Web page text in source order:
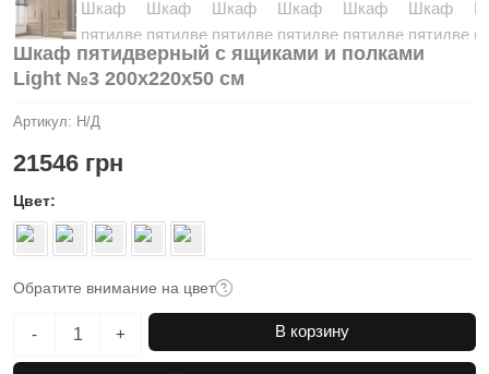
Шкаф пятидверный с ящиками и полками
Light №3 200х220х50 см
Артикул: Н/Д
21546 грн
Цвет
Обратите внимание на цвет
-
Шкаф
+ В корзину